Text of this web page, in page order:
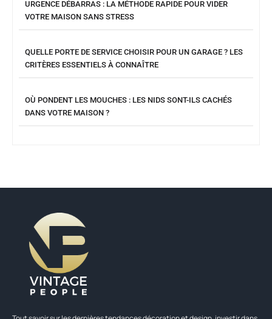
URGENCE DÉBARRAS : LA MÉTHODE RAPIDE POUR VIDER
VOTRE MAISON SANS STRESS
QUELLE PORTE DE SERVICE CHOISIR POUR UN GARAGE ? LES
CRITÈRES ESSENTIELS À CONNAÎTRE
OÙ PONDENT LES MOUCHES : LES NIDS SONT-ILS CACHÉS
DANS VOTRE MAISON ?